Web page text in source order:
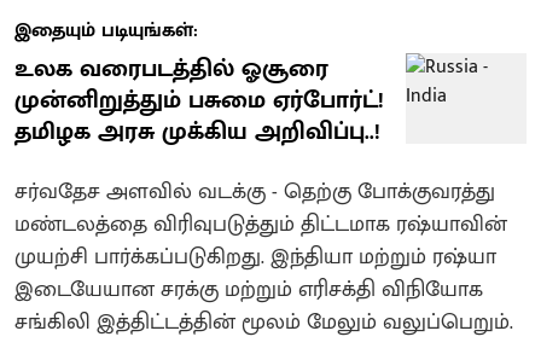
இதையும் படியுங்கள்:
உலக வரைபடத்தில் ஓசூரை
முன்னிறுத்தும் பசுமை ஏர்போர்ட்!
தமிழக அரசு முக்கிய அறிவிப்பு..!
சர்வதேச அளவில் வடக்கு - தெற்கு போக்குவரத்து
மண்டலத்தை விரிவுபடுத்தும் திட்டமாக ரஷ்யாவின்
முயற்சி பார்க்கப்படுகிறது. இந்தியா மற்றும் ரஷ்யா
இடையேயான சரக்கு மற்றும் எரிசக்தி விநியோக
சங்கிலி இத்திட்டத்தின் மூலம் மேலும் வலுப்பெறும்.